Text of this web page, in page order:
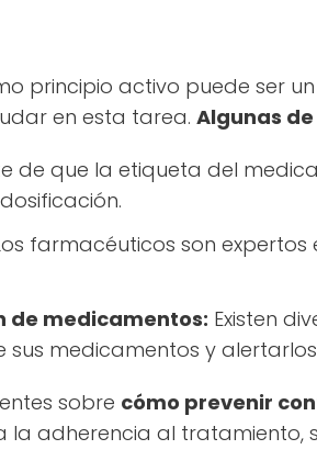
principio activo puede ser un
en esta tarea. Algunas
de que la etiqueta del
farmacéuticos son
de medicamentos: Existen
medicamentos y
sobre cómo prevenir
la adherencia al tratamiento,